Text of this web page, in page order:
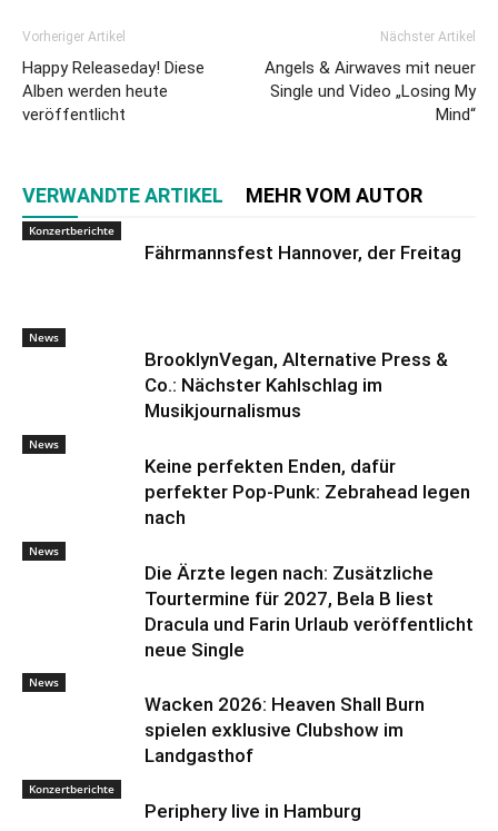
Vorheriger Artikel
Happy Releaseday! Diese
Alben werden heute
veröffentlicht
Nächster Artikel
Angels & Airwaves mit neuer
Single und Video „Losing My
Mind“
VERWANDTE ARTIKEL MEHR VOM AUTOR
Konzertberichte
Fährmannsfest Hannover, der Freitag
News
BrooklynVegan, Alternative Press &
Co.: Nächster Kahlschlag im
Musikjournalismus
News
Keine perfekten Enden, dafür
perfekter Pop-Punk: Zebrahead legen
nach
News
Die Ärzte legen nach: Zusätzliche
Tourtermine für 2027, Bela B liest
Dracula und Farin Urlaub veröffentlicht
neue Single
News
Wacken 2026: Heaven Shall Burn
spielen exklusive Clubshow im
Landgasthof
Konzertberichte
Periphery live in Hamburg